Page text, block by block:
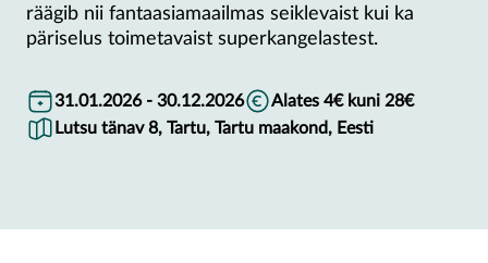
räägib nii fantaasiamaailmas seiklevaist kui ka
päriselus toimetavaist superkangelastest.
31.01.2026 - 30.12.2026
Alates 4€ kuni 28€
Lutsu tänav 8, Tartu, Tartu maakond, Eesti